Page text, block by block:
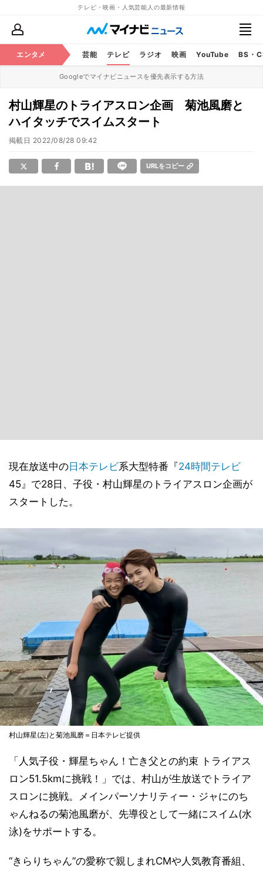
テレビ・映画・人気芸能人の最新情報
エンタメ 芸能 テレビ ラジオ 映画 YouTube BS・
Googleでマイナビニュースを優先表示する方法
村山輝星のトライアスロン企画 菊池風磨と
ハイタッチでスイムスタート
掲載日 2022/08/28 09:42
URLをコピー
現在放送中の 日本テレビ系大型特番『24時間テレビ
45』で28日、子役・村山輝星のトライアスロン企画が
スタートした。
村山輝星(左)と菊池風磨＝日本テレビ提供
「人気子役・輝星ちゃん！亡き父との約束 トライアス
ロン51.5kmに挑戦！」では、村山が生放送でトライア
スロンに挑戦。メインパーソナリティー・ジャにのち
ゃんねるの菊池風磨が、先導役として一緒にスイム(水
泳)をサポートする。
“きらりちゃん”の愛称で親しまれCMや人気教育番組、